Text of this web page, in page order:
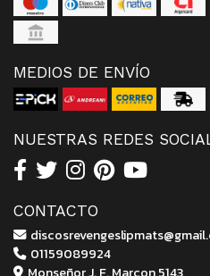
MEDIOS DE ENVÍO
NUESTRAS REDES
CONTACTO
01159089924